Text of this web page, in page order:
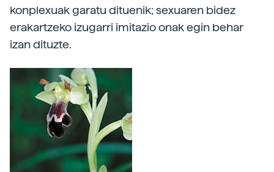
konplexuak garatu dituenik; sexuaren bidez
erakartzeko izugarri imitazio onak egin behar
izan dituzte.